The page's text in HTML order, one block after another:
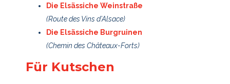
Die Elsässiche Weinstraße
(Route des Vins d’Alsace)
Die Elsässiche Burgruinen
(Chemin des Châteaux-Forts)
Für Kutschen